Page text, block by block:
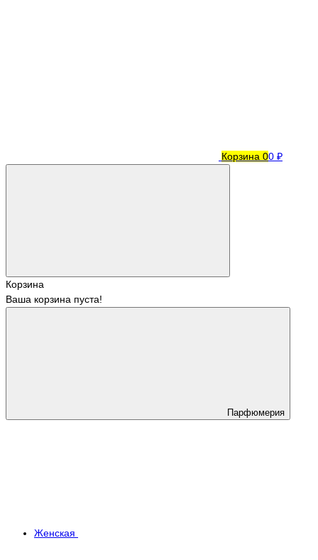
Корзина 00 ₽
Корзина
Ваша корзина пуста!
Парфюмерия
Женская